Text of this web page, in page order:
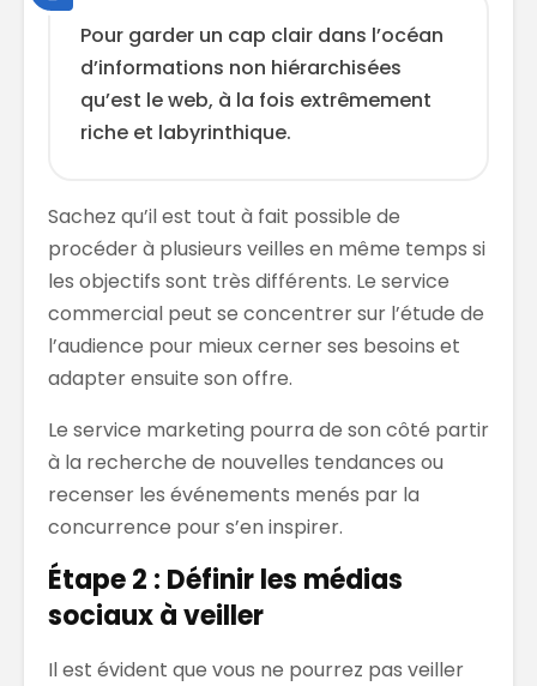
Pour garder un cap clair dans l’océan
d’informations non hiérarchisées
qu’est le web, à la fois extrêmement
riche et labyrinthique.
Sachez qu’il est tout à fait possible de
procéder à plusieurs veilles en même temps si
les objectifs sont très différents. Le service
commercial peut se concentrer sur l’étude de
l’audience pour mieux cerner ses besoins et
adapter ensuite son offre.
Le service marketing pourra de son côté partir
à la recherche de nouvelles tendances ou
recenser les événements menés par la
concurrence pour s’en inspirer.
Étape 2 : Définir les médias
sociaux à veiller
Il est évident que vous ne pourrez pas veiller